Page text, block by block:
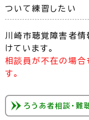
ついて練習したい
川崎市聴覚障害者情
けています。
相談員が不在の場合
す。
ろうあ者相談・難